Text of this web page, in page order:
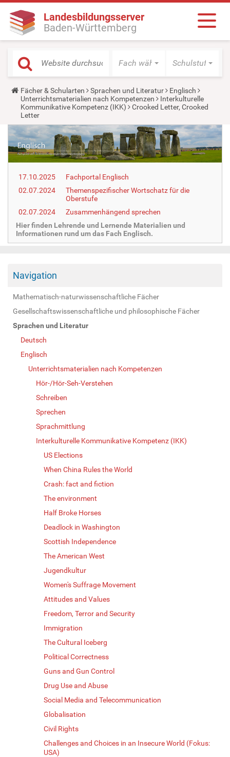
Landesbildungsserver
Baden-Württemberg
Fach wählen Schulstufe
Y
o
u
a
r
h
e
r
e
Fächer & Schularten Sprachen und Literatur
Englisch
Unterrichtsmaterialien nach Kompetenzen
Interkulturelle
Kommunikative Kompetenz (IKK)
Crooked Letter, Crooked
Letter
17.10.2025
Fachportal Englisch
02.07.2024
Themenspezifischer Wortschatz für die
Oberstufe
02.07.2024
Zusammenhängend sprechen
Hier finden Lehrende und Lernende Materialien und
Informationen rund um das Fach Englisch.
Navigation
Mathematisch-naturwissenschaftliche Fächer
Gesellschaftswissenschaftliche und philosophische Fächer
Sprachen und Literatur
Deutsch
Englisch
Unterrichtsmaterialien nach Kompetenzen
Hör-/Hör-Seh-Verstehen
Schreiben
Sprechen
Sprachmittlung
Interkulturelle Kommunikative Kompetenz (IKK)
US Elections
When China Rules the World
Crash: fact and fiction
The environment
Half Broke Horses
Deadlock in Washington
Scottish Independence
The American West
Jugendkultur
Women's Suffrage Movement
Attitudes and Values
Freedom, Terror and Security
Immigration
The Cultural Iceberg
Political Correctness
Guns and Gun Control
Drug Use and Abuse
Social Media and Telecommunication
Globalisation
Civil Rights
Challenges and Choices in an Insecure World (Fokus:
USA)